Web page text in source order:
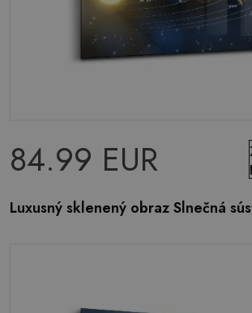
84.99 EUR
Luxusný sklenený obraz Slnečná